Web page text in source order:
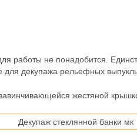
работы не понадобится.
для декупажа рельефных
жестяной